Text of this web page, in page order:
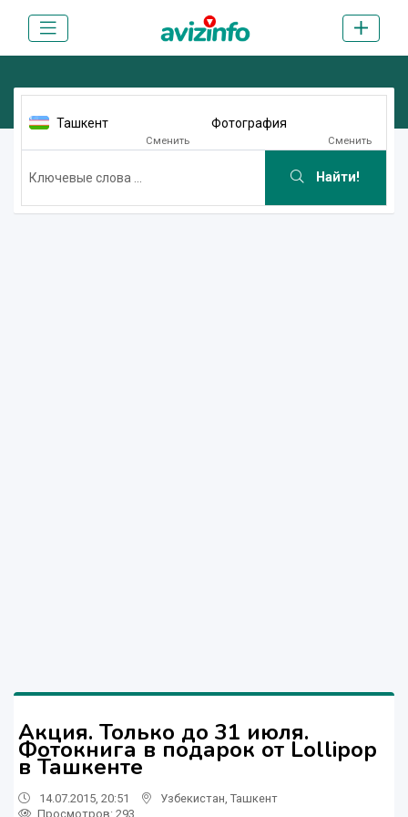
Ташкент
Сменить
Фотография
Сменить
Найти!
Акция. Только до 31 июля.
Фотокнига в подарок от Lollipop
в Ташкенте
14.07.2015, 20:51 Узбекистан Ташкент
Просмотров: 293